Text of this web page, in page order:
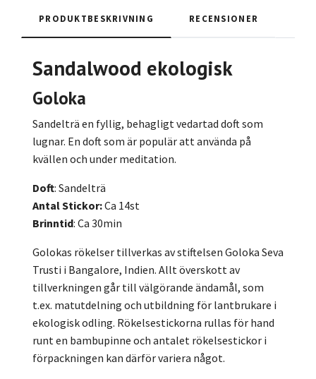
PRODUKTBESKRIVNING RECENSIONER
Sandalwood ekologisk
Goloka
Sandelträ en fyllig, behagligt vedartad doft som
lugnar. En doft som är populär att använda på
kvällen och under meditation.
Doft: Sandelträ
Antal Stickor:Ca 14st
Brinntid: Ca 30min
Golokas rökelser tillverkas av stiftelsen Goloka Seva
Trusti i Bangalore, Indien. Allt överskott av
tillverkningen går till välgörande ändamål, som
t.ex. matutdelning och utbildning för lantbrukare i
ekologisk odling. Rökelsestickorna rullas för hand
runt en bambupinne och antalet rökelsestickor i
förpackningen kan därför variera något.